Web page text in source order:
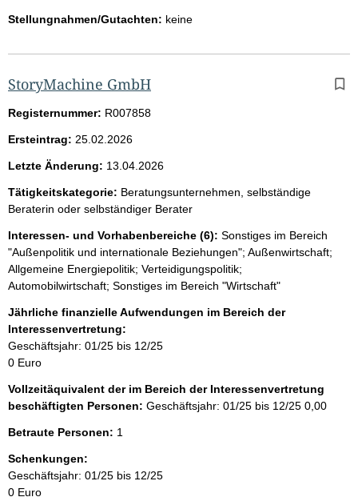
Stellungnahmen/Gutachten: keine
StoryMachine GmbH
Registernummer: R007858
Ersteintrag: 25.02.2026
Letzte Änderung: 13.04.2026
Tätigkeitskategorie: Beratungsunternehmen, selbständige
Beraterin oder selbständiger Berater
Interessen- und Vorhabenbereiche (6): Sonstiges im Bereich
"Außenpolitik und internationale Beziehungen"; Außenwirtschaft;
Allgemeine Energiepolitik; Verteidigungspolitik;
Automobilwirtschaft; Sonstiges im Bereich "Wirtschaft"
Jährliche finanzielle Aufwendungen im Bereich der
Interessenvertretung:
Geschäftsjahr: 01/25 bis 12/25
0 Euro
Vollzeitäquivalent der im Bereich der Interessenvertretung
beschäftigten Personen: Geschäftsjahr: 01/25 bis 12/25 0,00
Betraute Personen: 1
Schenkungen:
Geschäftsjahr: 01/25 bis 12/25
0 Euro